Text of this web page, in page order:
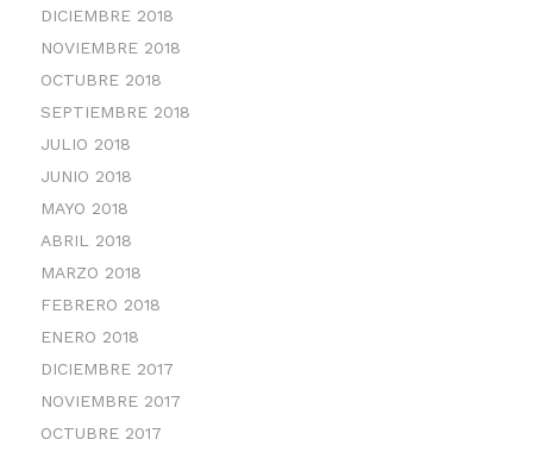
DICIEMBRE 2018
NOVIEMBRE 2018
OCTUBRE 2018
SEPTIEMBRE 2018
JULIO 2018
JUNIO 2018
MAYO 2018
ABRIL 2018
MARZO 2018
FEBRERO 2018
ENERO 2018
DICIEMBRE 2017
NOVIEMBRE 2017
OCTUBRE 2017